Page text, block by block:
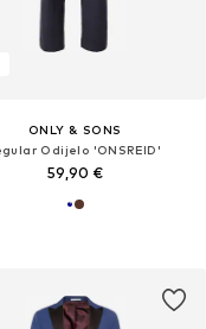
ONLY & SONS
Odijelo 'ONSREID'
59,90 €